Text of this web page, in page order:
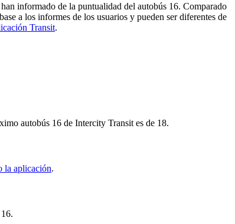
informado de la puntualidad del autobús 16. Comparado
a los informes de los usuarios y pueden ser diferentes de
Transit.
autobús 16 de Intercity Transit es de 18.
la aplicación.